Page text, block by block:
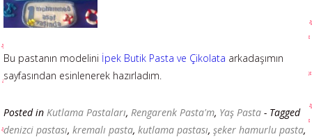
Bu pastanın modelini İpek Butik Pasta ve Çikolata arkadaşımın
sayfasından esinlenerek hazırladım.
Posted in Kutlama Pastaları, Rengarenk Pasta'm, Yaş Pasta - Tagged
denizci pastası, kremalı pasta, kutlama pastası, şeker hamurlu pasta,